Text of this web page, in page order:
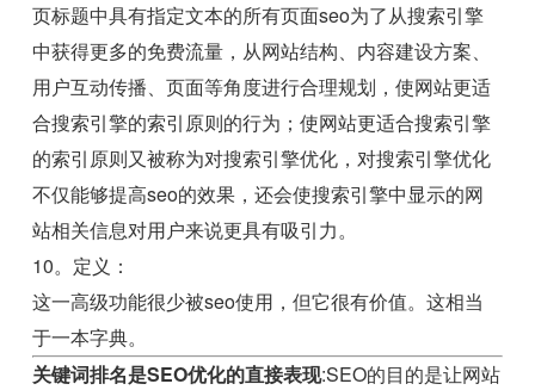
页标题中具有指定文本的所有页面seo为了从搜索引擎
中获得更多的免费流量，从网站结构、内容建设方案、
用户互动传播、页面等角度进行合理规划，使网站更适
合搜索引擎的索引原则的行为；使网站更适合搜索引擎
的索引原则又被称为对搜索引擎优化，对搜索引擎优化
不仅能够提高seo的效果，还会使搜索引擎中显示的网
站相关信息对用户来说更具有吸引力。
10。定义：
这一高级功能很少被seo使用，但它很有价值。这相当
于一本字典。
关键词排名是SEO优化的直接表现:SEO的目的是让网站